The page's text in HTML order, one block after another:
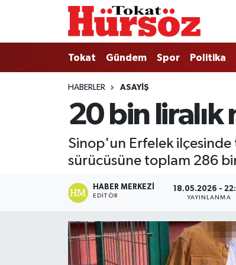
Tokat Gündem Spor Politika
HABERLER ASAYIŞ
20 bin liralık
Sinop'un Erfelek
sürücüsüne toplam 286
HABER MERKEZI
EDITÖR
18.05.2026 -
YAYINLANMA
Tokat
Türkiye Gündemi
Gündem
Politika
Tokat Spor
Nöbetçi Eczaneler
Hava Durumu
Tokat Namaz Vakitleri
Süper Lig Puan Durumu ve Fikstür
Tüm Manşetler
Son Dakika Haberleri
Haber Arşivi